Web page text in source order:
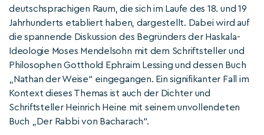
deutschsprachigen Raum, die sich im Laufe des 18. und 19
Jahrhunderts etabliert haben, dargestellt. Dabei wird auf
die spannende Diskussion des Begründers der Haskala-
Ideologie Moses Mendelsohn mit dem Schriftsteller und
Philosophen Gotthold Ephraim Lessing und dessen Buch
„Nathan der Weise“ eingegangen. Ein signifikanter Fall im
Kontext dieses Themas ist auch der Dichter und
Schriftsteller Heinrich Heine mit seinem unvollendeten
Buch „Der Rabbi von Bacharach“.